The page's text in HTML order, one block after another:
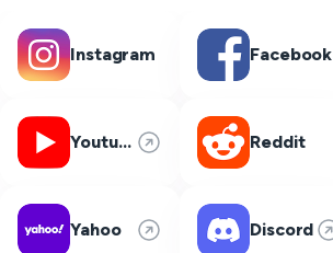
Instagram Facebook
Youtube Reddit
Yahoo Discord